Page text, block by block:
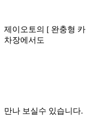
제이오토의 [ 완충형
차장에서도
만나 보실수 있습니다.